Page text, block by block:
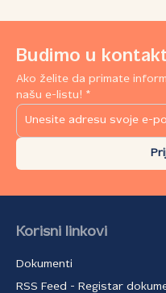
Budimo u
Ako želite da primate
našu e-listu! *
Korisni linkovi
Dokumenti
RSS Feed - Registar